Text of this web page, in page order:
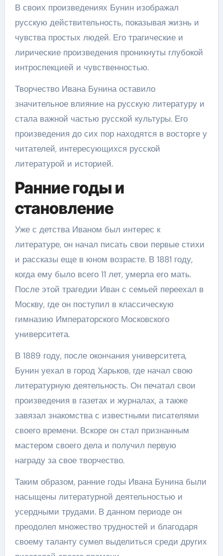
В своих произведениях Бунин изображал
русскую действительность, показывая жизнь и
чувства простых людей. Его трагические и
лирические произведения проникнуты глубокой
интроспекцией и чувственностью.
Творчество Ивана Бунина оставило
значительное влияние на русскую литературу и
стала важной частью русской культуры. Его
произведения до сих пор находятся в восторге у
читателей, интересующихся русской
литературой и историей.
Ранние годы и
становление
Уже с детства Иваном был интерес к
литературе, он начал писать свои первые стихи
и рассказы еще в юном возрасте. В 1881 году,
когда ему было всего 11 лет, умерла его мать.
После этой трагедии Иван с семьей переехал в
Москву, где он поступил в классическую
гимназию Императорского Московского
университета.
В 1889 году, после окончания университета,
Бунин уехал в город Харьков, где начал свою
литературную деятельность. Он печатал свои
произведения в газетах и журналах, а также
завязал знакомства с известными писателями
своего времени. Вскоре он стал признанным
мастером своего дела и получил первую
награду за свое творчество.
Таким образом, ранние годы Ивана Бунина были
насыщены литературной деятельностью и
усердными трудами. В данном периоде он
преодолел множество трудностей и благодаря
своему таланту сумел выделиться среди других